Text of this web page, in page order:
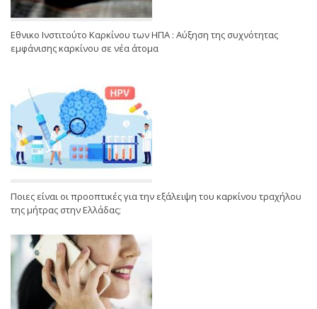
Εθνικο Ινστιτούτο Καρκίνου των ΗΠΑ : Αύξηση της συχνότητας
εμφάνισης καρκίνου σε νέα άτομα
Ποιες είναι οι προοπτικές για την εξάλειψη του καρκίνου τραχήλου
της μήτρας στην Ελλάδας;